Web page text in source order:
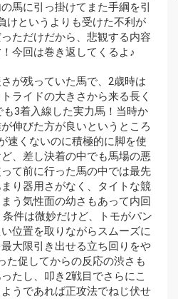
馬に引っ掛けてまた手綱を引
けというよりも受けた不利が
ただけだから、悲観する内容
今回は巻き返してくるよ♪
が残っていた馬で、2歳時は
ライドの大きさから来る長く
3着入線した実力馬！当時か
伸びた方が良いというところ
速くないのに積極的に脚を使
、差し決着の中でも馬場の悪
て前に行った馬の中では最先
り器用さがなく、タイトな競
う気性面の幼さもあって内回
件は微妙だけど、トモがパン
位置を取りながらスムーズに
大限引き出せる立ち回りをや
た促してからの反応の渋さも
たし、叩き2戦目でさらにこ
うであれば正攻法でねじ伏せ